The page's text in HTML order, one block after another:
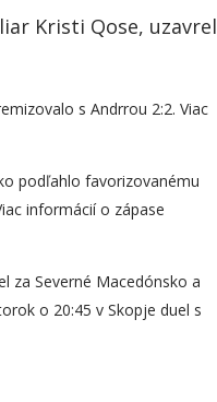
Kristi Qose, uzavrel
s Andrrou 2:2. Viac
podľahlo favorizovanému
informácií o zápase
za Severné Macedónsko a
o 20:45 v Skopje duel s